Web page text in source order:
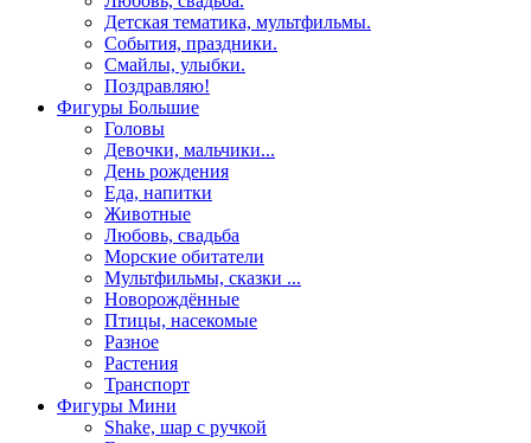
Детская тематика, мультфильмы.
События, праздники.
Смайлы, улыбки.
Поздравляю!
Фигуры Большие
Головы
Девочки, мальчики...
День рождения
Еда, напитки
Животные
Любовь, свадьба
Морские обитатели
Мультфильмы, сказки ...
Новорождённые
Птицы, насекомые
Разное
Растения
Транспорт
Фигуры Мини
Shake, шар с ручкой